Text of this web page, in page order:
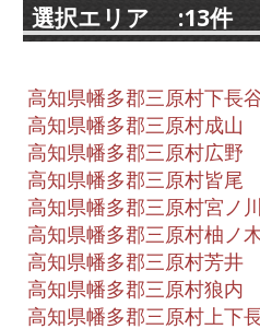
選択エリア :13件
高知県幡多郡三原村下長
高知県幡多郡三原村成山
高知県幡多郡三原村広野
高知県幡多郡三原村皆尾
高知県幡多郡三原村宮ノ川
高知県幡多郡三原村柚ノ
高知県幡多郡三原村芳井
高知県幡多郡三原村狼内
高知県幡多郡三原村上下